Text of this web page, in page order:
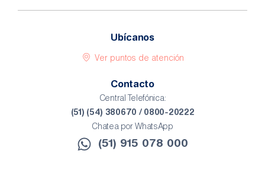
Ubícanos
Ver puntos de atención
Contacto
Central Telefónica:
(51) (54) 380670 / 0800-20222
Chatea por WhatsApp
(51) 915 078 000​